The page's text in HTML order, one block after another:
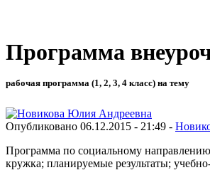
Программа
рабочая программа (1, 2, 3, 4 класс) на тему
Опубликовано 06.12.2015 - 21:49 -
Программа по социальному
кружка; планируемые результаты;